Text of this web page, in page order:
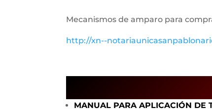
Mecanismos de amparo para
http://xn--
MANUAL PARA APLICACIÓN DE